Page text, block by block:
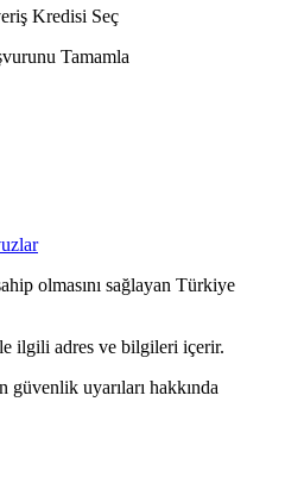
Kredisi Seç
Tamamla
olmasını sağlayan Türkiye
ilgili adres ve bilgileri içerir.
uyarıları hakkında